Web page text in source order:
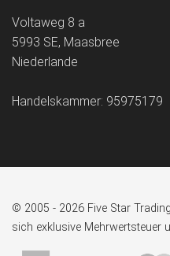
Voltaweg 8 a
5993 SE, Maasbree
Niederlande
Handelskammer: 95975179
© 2005 - 2026 Five Star
sich exklusive Mehrwertsteuer